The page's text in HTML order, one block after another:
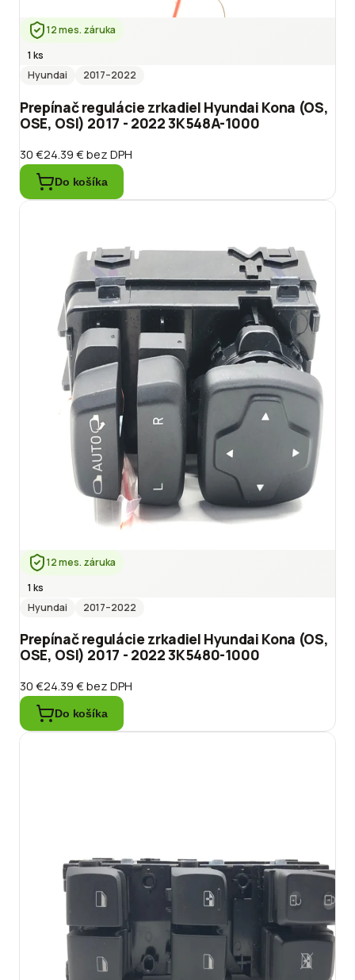
12 mes. záruka
1 ks
Hyundai
2017–2022
Prepínač regulácie zrkadiel Hyundai Kona (OS,
OSE, OSI) 2017 - 2022 3K548A-1000
30 €24.39 €bez DPH
Do košíka
12 mes. záruka
1 ks
Hyundai
2017–2022
Prepínač regulácie zrkadiel Hyundai Kona (OS,
OSE, OSI) 2017 - 2022 3K5480-1000
30 €24.39 €bez DPH
Do košíka